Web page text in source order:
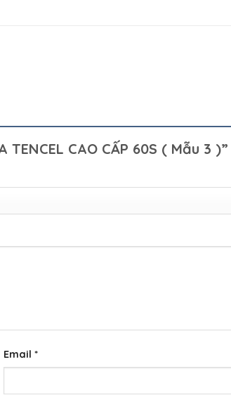
CAO CẤP 60S ( Mẫu 3 )”
Email *